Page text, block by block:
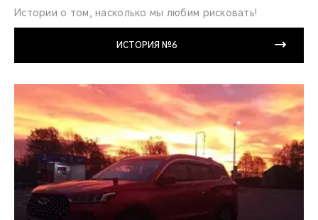
Истории о том, насколько мы любим рисковать!
ИСТОРИЯ №6